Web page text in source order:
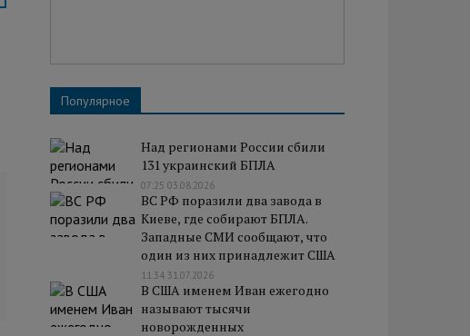
Популярное
Над регионами России сбили
131 украинский БПЛА
07:25 03.08.2026
ВС РФ поразили два завода в
Киеве, где собирают БПЛА.
Западные СМИ сообщают, что
один из них принадлежит США
11:34 31.07.2026
В США именем Иван ежегодно
называют тысячи
новорожденных